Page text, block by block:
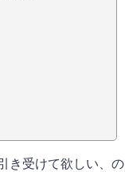
き受けて欲しい、の